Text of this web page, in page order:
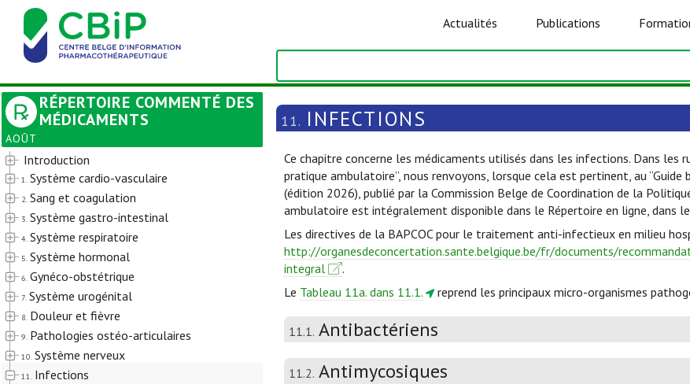
Actualités Publications
RÉPERTOIRE COMMENTÉ DES
MÉDICAMENTS
AOÛT
Introduction
1. Système cardio-vasculaire
2. Sang et coagulation
3. Système gastro-intestinal
4. Système respiratoire
5. Système hormonal
6. Gynéco-obstétrique
7. Système urogénital
8. Douleur et fièvre
9. Pathologies ostéo-articulaires
10. Système nerveux
11. Infections
11. INFECTIONS
Ce chapitre concerne les médicaments utilisés dans les infections. Dans les
pratique ambulatoire”, nous renvoyons, lorsque cela est pertinent, au
(édition 2026), publié par la Commission Belge de Coordination de la
ambulatoire est intégralement disponible dans le Répertoire en ligne, dans
Les directives de la BAPCOC pour le traitement anti-infectieux en milieu
http://organesdeconcertation.sante.belgique.be/fr/documents/
integral
.
Le Tableau 11a. dans 11.1. reprend les principaux micro-organismes
11.1. Antibactériens
11.2. Antimycosiques